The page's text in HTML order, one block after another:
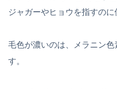
ジャガーやヒョウを指すのに
毛色が濃いのは、メラニン
す。